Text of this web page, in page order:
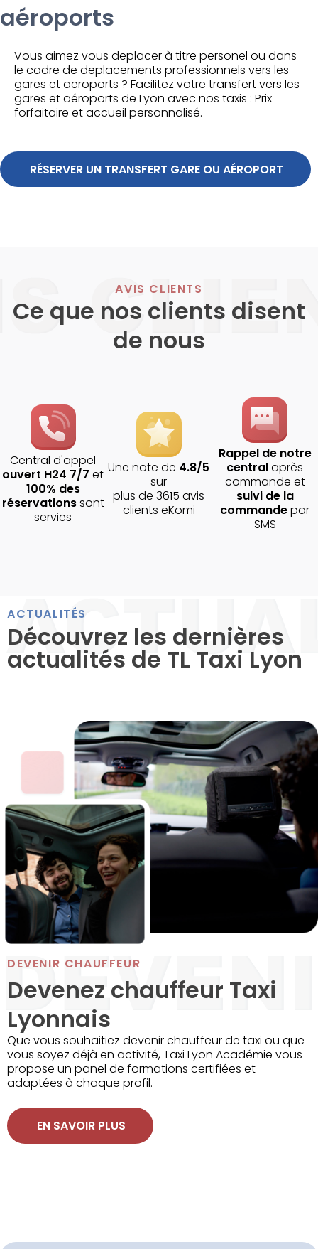
aéroports
Vous aimez vous deplacer à titre personel ou dans
le cadre de deplacements professionnels vers les
gares et aeroports ? Facilitez votre transfert vers les
gares et aéroports de Lyon avec nos taxis : Prix
forfaitaire et accueil personnalisé.
RÉSERVER UN TRANSFERT GARE OU AÉROPORT
AVIS CLIENTS
Ce que nos clients disent
de nous
Central d'appel
ouvert H24 7/7 et
100% des
réservationssont
servies
Une note de 4.8/5
sur
plus de 3615 avis
clients eKomi
Rappel de notre
centralaprès
commande et
suivi de la
commandepar
SMS
ACTUALITÉS
Découvrez les dernières
actualités de TL Taxi Lyon
DEVENIR CHAUFFEUR
Devenez chauffeur Taxi
Lyonnais
Que vous souhaitiez devenir chauffeur de taxi ou que
vous soyez déjà en activité, Taxi Lyon Académie vous
propose un panel de formations certifiées et
adaptées à chaque profil.
EN SAVOIR PLUS